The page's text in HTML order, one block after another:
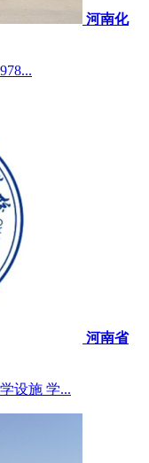
河南化
河南省
设施 学...